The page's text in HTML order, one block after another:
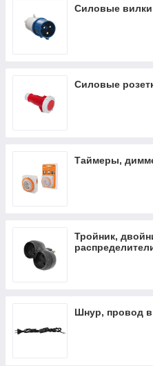
Силовые вилки
Силовые
Таймеры,
Тройник,
Шнур, провод в